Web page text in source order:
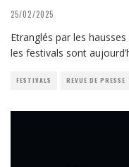
25/02/2025
Etranglés par les
les festivals sont
FESTIVALS REVUE DE PRESSE